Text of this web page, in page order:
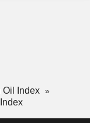
Oil Index